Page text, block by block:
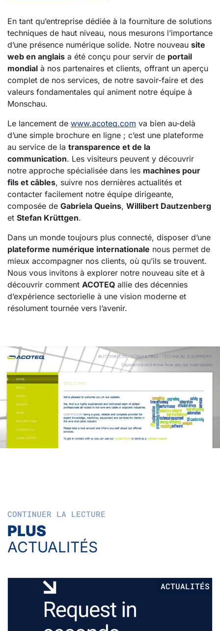
En tant qu’entreprise dédiée à la fourniture de solutions
techniques de haut niveau, nous mesurons l’importance
d’une présence numérique solide. Notre nouveau site
web en anglais a été conçu pour servir de portail
mondial à nos partenaires et clients, offrant un aperçu
complet de nos services, de notre savoir-faire et des
valeurs fondamentales qui animent notre équipe à
Monschau.
Le lancement de www.acoteq.com va bien au-delà
d’une simple brochure en ligne ; c’est une plateforme
au service de la transparence et de la
communication. Les visiteurs peuvent y découvrir
notre approche spécialisée dans les machines pour
fils et câbles, suivre nos dernières actualités et
contacter facilement notre équipe dirigeante,
composée de Gabriela Queins, Willibert Dautzenberg
et Stefan Krüttgen.
Dans un monde toujours plus connecté, disposer d’une
plateforme numérique internationale nous permet de
mieux accompagner nos clients, où qu’ils se trouvent.
Nous vous invitons à explorer notre nouveau site et à
découvrir comment ACOTEQ allie des décennies
d’expérience sectorielle à une vision moderne et
résolument tournée vers l’avenir.
CONTINUER LA LECTURE
PLUS
ACTUALITÉS
ACTUALITÉS